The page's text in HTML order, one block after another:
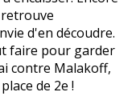
d'en découdre.
faire pour garder
contre Malakoff,
de 2e !